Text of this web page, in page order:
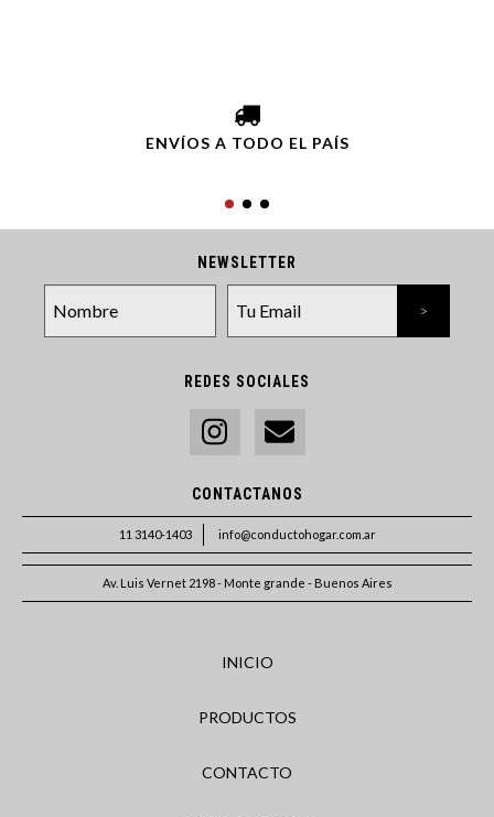
ENVÍOS A TODO EL PAÍS
NEWSLETTER
REDES SOCIALES
CONTACTANOS
11 3140-1403 info@conductohogar.com.ar
Av. Luis Vernet 2198 - Monte grande - Buenos Aires
INICIO
PRODUCTOS
CONTACTO